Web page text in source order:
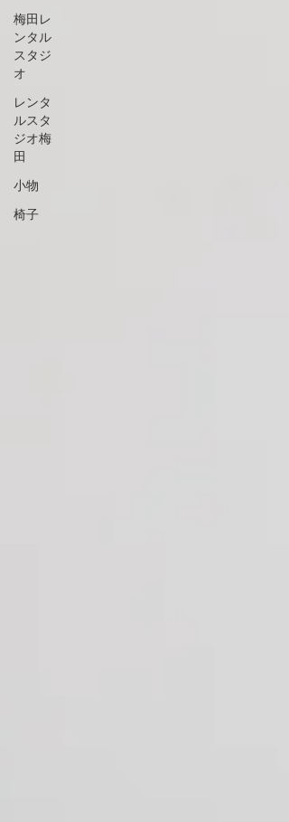
梅田レ
ンタル
スタジ
オ
レンタ
ルスタ
ジオ梅
田
小物
椅子